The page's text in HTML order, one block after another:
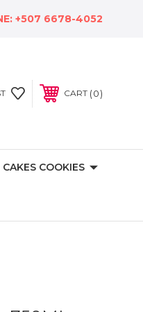
+507 6678-4052
CART 0
COOKIES